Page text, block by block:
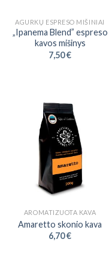
AGURKŲ ESPRESO MIŠINIAI
„Ipanema Blend” espreso
kavos mišinys
7,50€
AROMATIZUOTA KAVA
Amaretto skonio kava
6,70€